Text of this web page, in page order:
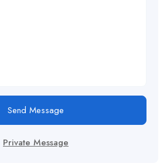
Send Message
Private Message